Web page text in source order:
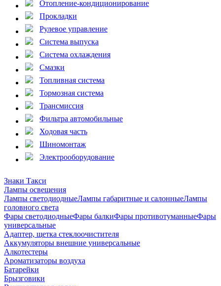
Отопление-кондиционирование
Прокладки
Рулевое управление
Система выпуска
Система охлаждения
Смазки
Топливная система
Тормозная система
Трансмиссия
Фильтра автомобильные
Ходовая часть
Шиномонтаж
Электрооборудование
Знаки Такси
Лампы освещения
Лампы светодиодныеЛампы габаритные и салонныеЛампы
головного света
Фары светодиодныеФары балкиФары противотуманныеФары
универсальные
Адаптер, щетка стеклоочистителя
Аккумуляторы внешние универсальные
Алкотестеры
Ароматизаторы воздуха
Батарейки
Брызговики